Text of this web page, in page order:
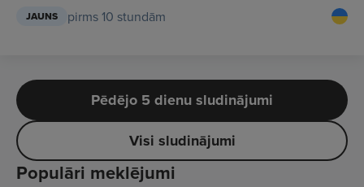
JAUNS pirms 10 stundām
Pēdējo 5 dienu sludinājumi
Visi sludinājumi
Populāri meklējumi